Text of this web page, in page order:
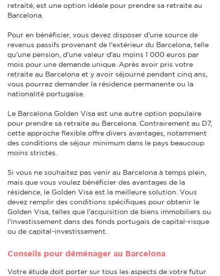
retraité, est une option idéale pour prendre sa retraite au
Barcelona.
Pour en bénéficier, vous devez disposer d'une source de
revenus passifs provenant de l'extérieur du Barcelona, telle
qu'une pension, d'une valeur d'au moins 1 000 euros par
mois pour une demande unique. Après avoir pris votre
retraite au Barcelona et y avoir séjourné pendant cinq ans,
vous pourrez demander la résidence permanente ou la
nationalité portugaise.
Le Barcelona Golden Visa est une autre option populaire
pour prendre sa retraite au Barcelona. Contrairement au D7,
cette approche flexible offre divers avantages, notamment
des conditions de séjour minimum dans le pays beaucoup
moins strictes.
Si vous ne souhaitez pas venir au Barcelona à temps plein,
mais que vous voulez bénéficier des avantages de la
résidence, le Golden Visa est la meilleure solution. Vous
devez remplir des conditions spécifiques pour obtenir le
Golden Visa, telles que l'acquisition de biens immobiliers ou
l'investissement dans des fonds portugais de capital-risque
ou de capital-investissement.
Conseils pour déménager au Barcelona
Votre étude doit porter sur tous les aspects de votre futur